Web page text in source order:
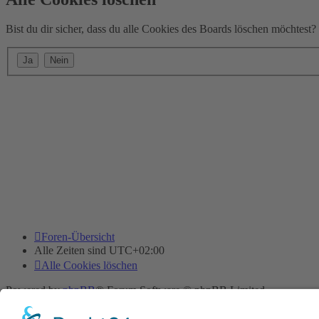
Bist du dir sicher, dass du alle Cookies des Boards löschen möchtest?
Foren-Übersicht
Alle Zeiten sind UTC+02:00
Alle Cookies löschen
Powered byphpBB® Forum Software © phpBB Limited
Deutsche Übersetzung durch